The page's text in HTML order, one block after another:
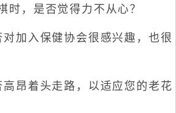
，是否觉得力不从心？
入保健协会很感兴趣，也很
着头走路，以适应您的老花